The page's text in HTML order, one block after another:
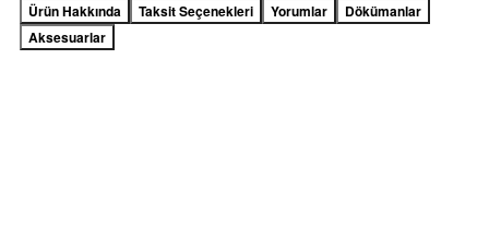
Ürün Hakkında Taksit Seçenekleri Yorumlar
Dökümanlar
Aksesuarlar